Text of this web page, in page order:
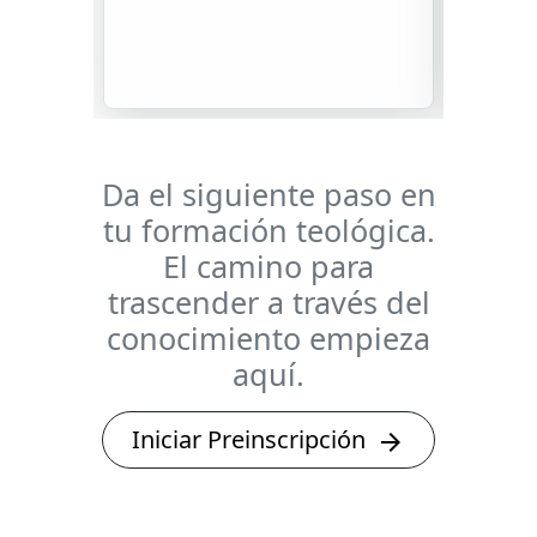
Da el siguiente paso en
tu formación teológica.
El camino para
trascender a través del
conocimiento empieza
aquí.
Iniciar Preinscripción arrow_forward